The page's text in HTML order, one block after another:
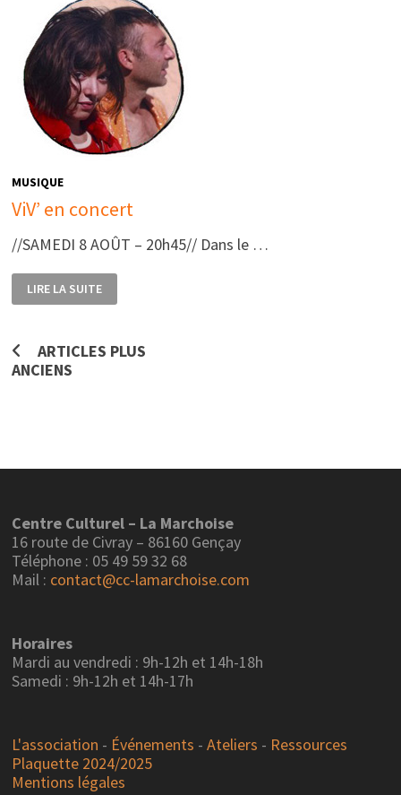
MUSIQUE
ViV’ en concert
//SAMEDI 8 AOÛT – 20h45// Dans le …
VIV’
EN
CONCERT
LIRE LA SUITE
Navigation
des
ARTICLES PLUS
ANCIENS
Centre Culturel – La Marchoise
16 route de Civray – 86160 Gençay
Téléphone : 05 49 59 32 68
Mail : contact@cc-lamarchoise.com
Horaires
Mardi au vendredi : 9h-12h et 14h-18h
Samedi : 9h-12h et 14h-17h
L'association - Événements -Ateliers - Ressources
Plaquette 2024/2025
Mentions légales